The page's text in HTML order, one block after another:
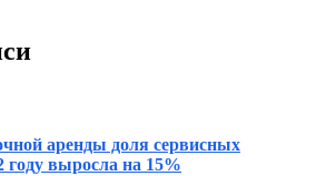
аренды доля сервисных
году выросла на 15%